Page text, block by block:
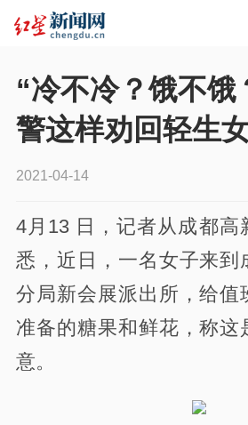
“冷不冷？饿不饿
警这样劝回轻生
2021-04-14
4月13 日，记者从成都高
悉，近日，一名女子来到
分局新会展派出所，给值
准备的糖果和鲜花，称这
意。